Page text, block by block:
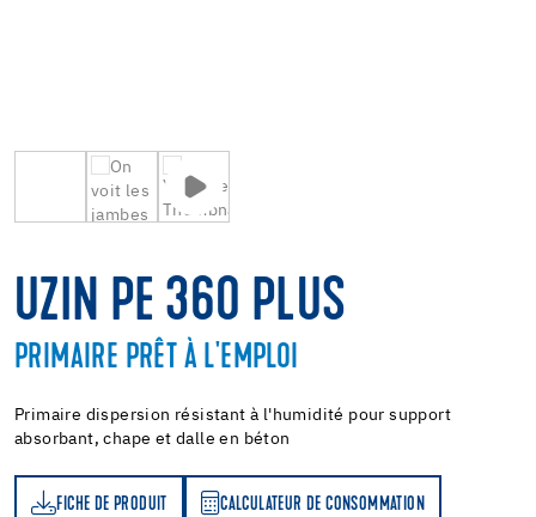
UZIN PE 360 PLUS
PRIMAIRE PRÊT À L'EMPLOI
Primaire dispersion résistant à l'humidité pour support
absorbant, chape et dalle en béton
FICHE DE PRODUIT CALCULATEUR DE CONSOMMATION
DE CONSOMMATION